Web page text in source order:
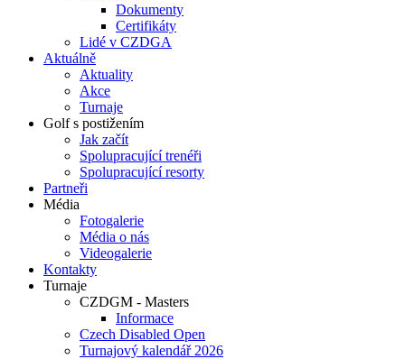
Dokumenty
Certifikáty
Lidé v CZDGA
Aktuálně
Aktuality
Akce
Turnaje
Golf s postižením
Jak začít
Spolupracující trenéři
Spolupracující resorty
Partneři
Média
Fotogalerie
Média o nás
Videogalerie
Kontakty
Turnaje
CZDGM - Masters
Informace
Czech Disabled Open
Turnajový kalendář 2026